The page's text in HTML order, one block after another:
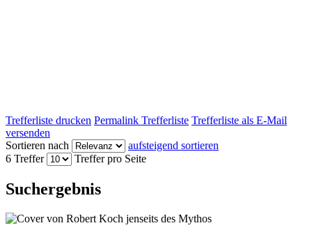
Trefferliste drucken Permalink Trefferliste Trefferliste als E-Mail
versenden
Sortieren nach
aufsteigend sortieren
6 Treffer
Treffer pro Seite
Suchergebnis